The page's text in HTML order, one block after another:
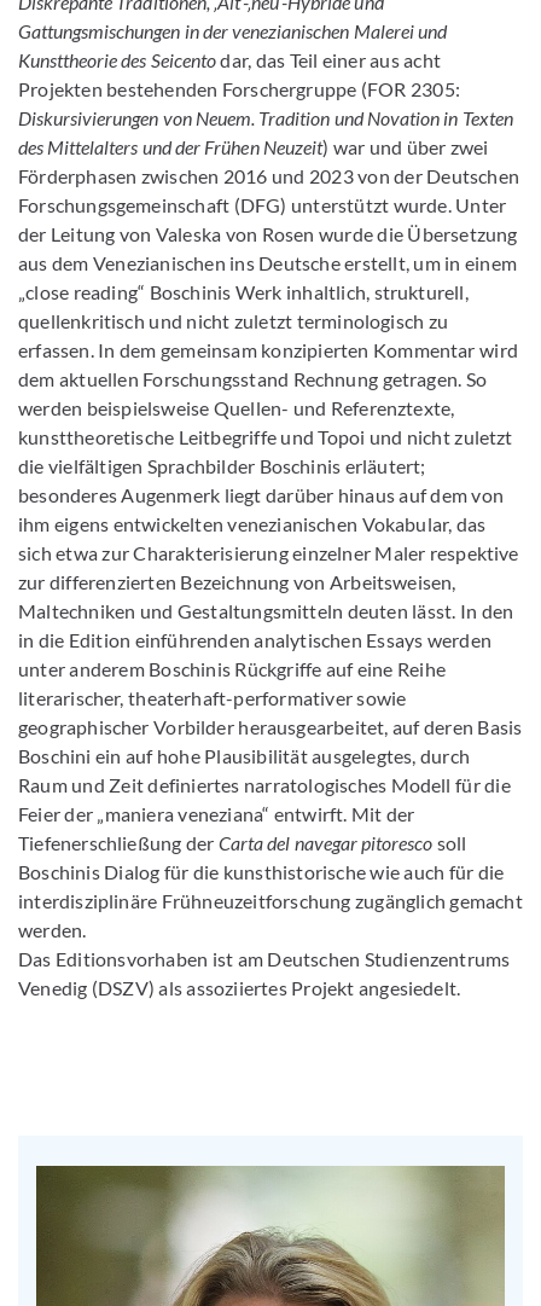
Gattungsmischungen in der venezianischen Malerei und
Kunsttheorie des Seicentodar, das Teil einer aus acht
Projekten bestehenden Forschergruppe (FOR 2305:
Diskursivierungen von Neuem. Tradition und Novation in Texten
des Mittelalters und der Frühen Neuzeit) war und über zwei
Förderphasen zwischen 2016 und 2023 von der Deutschen
Forschungsgemeinschaft (DFG) unterstützt wurde. Unter
der Leitung von Valeska von Rosen wurde die Übersetzung
aus dem Venezianischen ins Deutsche erstellt, um in einem
„close reading“ Boschinis Werk inhaltlich, strukturell,
quellenkritisch und nicht zuletzt terminologisch zu
erfassen. In dem gemeinsam konzipierten Kommentar wird
dem aktuellen Forschungsstand Rechnung getragen. So
werden beispielsweise Quellen- und Referenztexte,
kunsttheoretische Leitbegriffe und Topoi und nicht zuletzt
die vielfältigen Sprachbilder Boschinis erläutert;
besonderes Augenmerk liegt darüber hinaus auf dem von
ihm eigens entwickelten venezianischen Vokabular, das
sich etwa zur Charakterisierung einzelner Maler respektive
zur differenzierten Bezeichnung von Arbeitsweisen,
Maltechniken und Gestaltungsmitteln deuten lässt. In den
in die Edition einführenden analytischen Essays werden
unter anderem Boschinis Rückgriffe auf eine Reihe
literarischer, theaterhaft-performativer sowie
geographischer Vorbilder herausgearbeitet, auf deren Basis
Boschini ein auf hohe Plausibilität ausgelegtes, durch
Raum und Zeit definiertes narratologisches Modell für die
Feier der „maniera veneziana“ entwirft. Mit der
Tiefenerschließung der Carta del navegar pitoresco soll
Boschinis Dialog für die kunsthistorische wie auch für die
interdisziplinäre Frühneuzeitforschung zugänglich gemacht
werden.
Das Editionsvorhaben ist am Deutschen Studienzentrums
Venedig (DSZV) als assoziiertes Projekt angesiedelt.